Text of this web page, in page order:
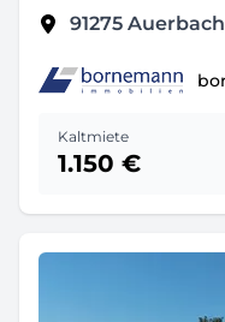
91275 Auerbach
Kaltmiete
1.150 €